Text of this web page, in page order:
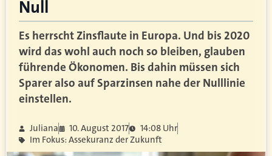
Null
Es herrscht Zinsflaute in Europa. Und bis 2020
wird das wohl auch noch so bleiben, glauben
führende Ökonomen. Bis dahin müssen sich
Sparer also auf Sparzinsen nahe der Nulllinie
einstellen.
Juliana 10. August 2017
14:08 Uhr
Im Fokus: Assekuranz der Zukunft